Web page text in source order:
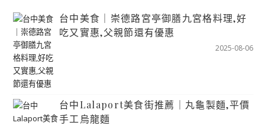
台中美食｜崇德路宮亭御膳九宮格料理,好
吃又實惠,父親節還有優惠
2025-08-06
台中Lalaport美食街推薦｜丸龜製麵,平價
手工烏龍麵